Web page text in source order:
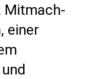
Mitmach-
einer